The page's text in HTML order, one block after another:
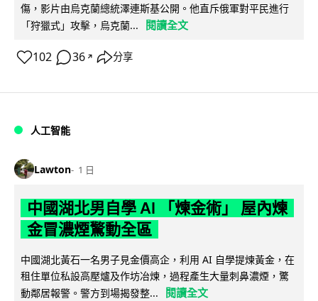
傷，影片由烏克蘭總統澤連斯基公開。他直斥俄軍對平民進行
「狩獵式」攻擊，烏克蘭...
閱讀全文
102 36 ↗ 分享
人工智能
Lawton 1 日
中國湖北男自學 AI 「煉金術」 屋內煉
金冒濃煙驚動全區
中國湖北黃石一名男子見金價高企，利用 AI 自學提煉黃金，在
租住單位私設高壓爐及作坊冶煉，過程產生大量刺鼻濃煙，驚
動鄰居報警。警方到場揭發整...
閱讀全文